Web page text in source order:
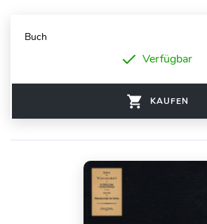
Buch
Verfügbar
KAUFEN